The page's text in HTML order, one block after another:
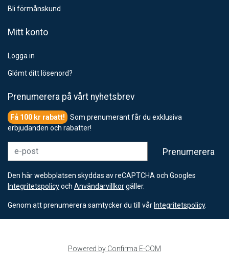
Bli förmånskund
Mitt konto
Logga in
Glömt ditt lösenord?
Prenumerera på vårt nyhetsbrev
Som prenumerant får du exklusiva
erbjudanden och rabatter!
Prenumerera
Den här webbplatsen skyddas av reCAPTCHA och Googles
Integritetspolicyoch Användarvillkorgäller.
Genom att prenumerera samtycker du till vår Integritetspolicy.
Powered by Confirma E-COM